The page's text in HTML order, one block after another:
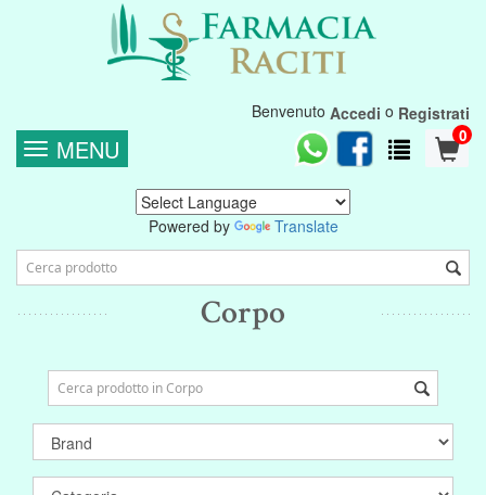
Benvenuto Accedi o Registrati
0
MENU
Powered by Translate
Corpo